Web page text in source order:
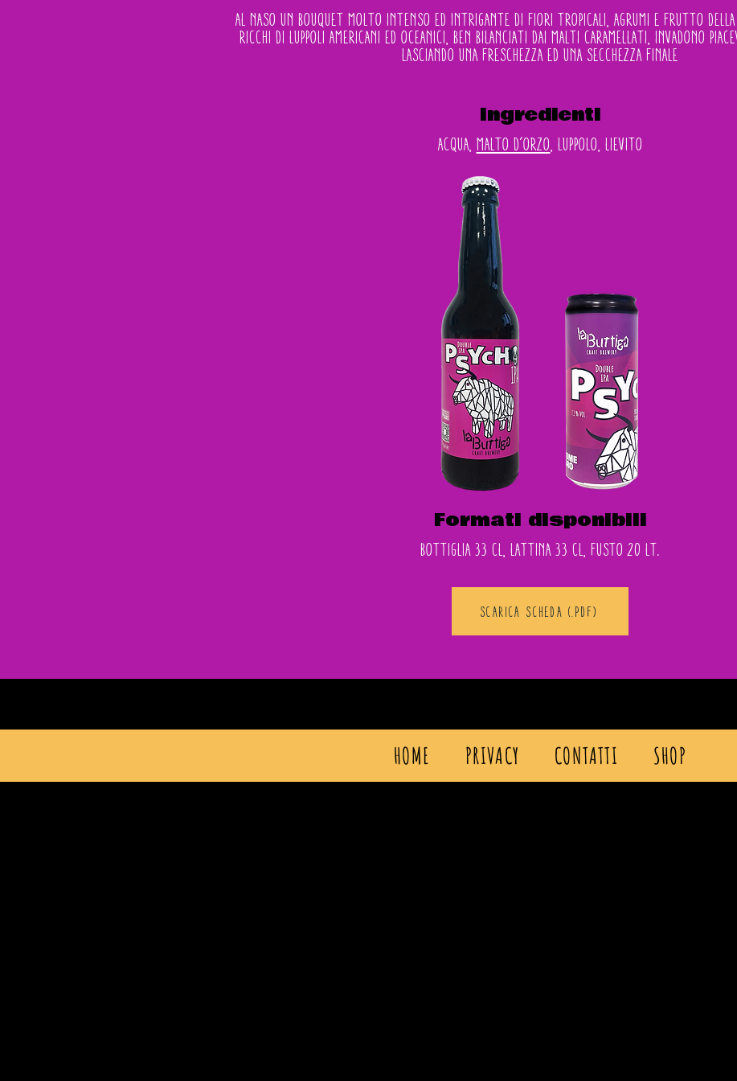
Al naso un bouquet molto intenso ed intrigante di fiori tropicali, agrumi e frutto della
ricchi di luppoli americani ed oceanici, ben bilanciati dai malti caramellati, invadono
lasciando una freschezza ed una secchezza finale
Ingredienti
acqua, malto d’orzo , luppolo, lievito
Formati disponibili
bottiglia 33 cl, lattina 33 cl, fusto 20 lt.
SCARICA SCHEDA (.pdf)
HOME PRIVACY CONTATTI SHOP